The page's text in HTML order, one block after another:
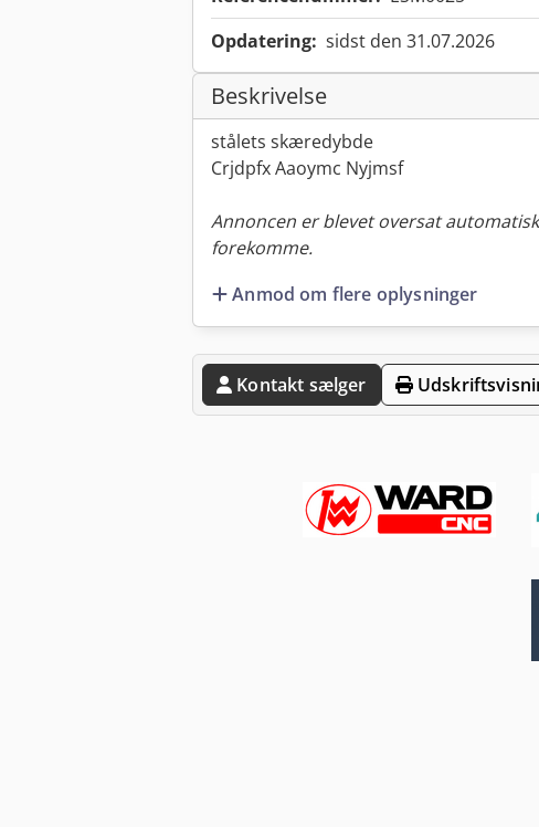
Opdatering: sidst den 31.07.2026
Beskrivelse
stålets skæredybde
Crjdpfx Aaoymc Nyjmsf
Annoncen er blevet oversat
forekomme.
Anmod om flere oplysninger
Kontakt sælger